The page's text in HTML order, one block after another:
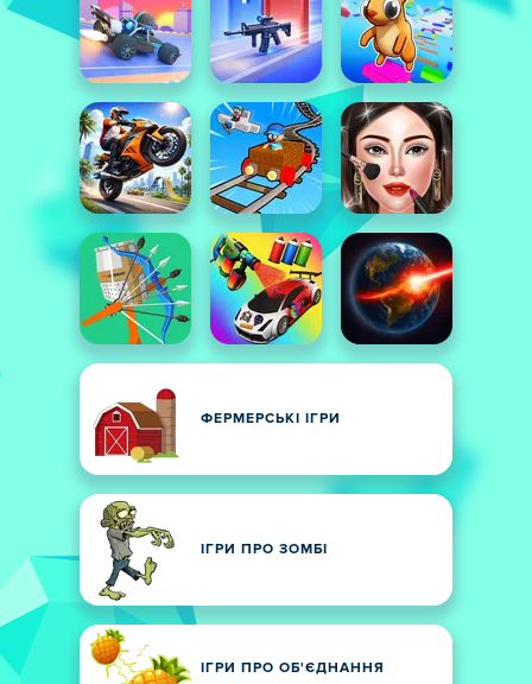
ФЕРМЕРСЬКІ ІГРИ
ІГРИ ПРО ЗОМБІ
ІГРИ ПРО ОБ'ЄДНАННЯ